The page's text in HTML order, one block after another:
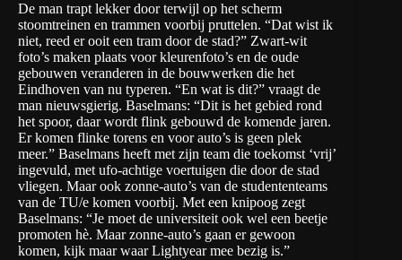
De man trapt lekker door terwijl op het scherm
stoomtreinen en trammen voorbij pruttelen. “Dat wist ik
niet, reed er ooit een tram door de stad?” Zwart-wit
foto’s maken plaats voor kleurenfoto’s en de oude
gebouwen veranderen in de bouwwerken die het
Eindhoven van nu typeren. “En wat is dit?” vraagt de
man nieuwsgierig. Baselmans: “Dit is het gebied rond
het spoor, daar wordt flink gebouwd de komende jaren.
Er komen flinke torens en voor auto’s is geen plek
meer.” Baselmans heeft met zijn team die toekomst ‘vrij’
ingevuld, met ufo-achtige voertuigen die door de stad
vliegen. Maar ook zonne-auto’s van de studententeams
van de TU/e komen voorbij. Met een knipoog zegt
Baselmans: “Je moet de universiteit ook wel een beetje
promoten hè. Maar zonne-auto’s gaan er gewoon
komen, kijk maar waar Lightyear mee bezig is.”